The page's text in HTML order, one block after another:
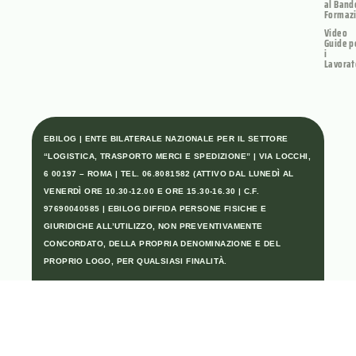
al
Video
Guide
i
EBILOG | ENTE BILATERALE NAZIONALE PER IL SETTORE
“LOGISTICA, TRASPORTO MERCI E SPEDIZIONE” | VIA LOCCHI,
6 00197 – ROMA | TEL. 06.8081582 (ATTIVO DAL LUNEDÌ AL
VENERDÌ ORE 10.30-12.00 E ORE 15.30-16.30 | C.F.
97690040585 | EBILOG DIFFIDA PERSONE FISICHE E
GIURIDICHE ALL’UTILIZZO, NON PREVENTIVAMENTE
CONCORDATO, DELLA PROPRIA DENOMINAZIONE E DEL
PROPRIO LOGO, PER QUALSIASI FINALITÀ.